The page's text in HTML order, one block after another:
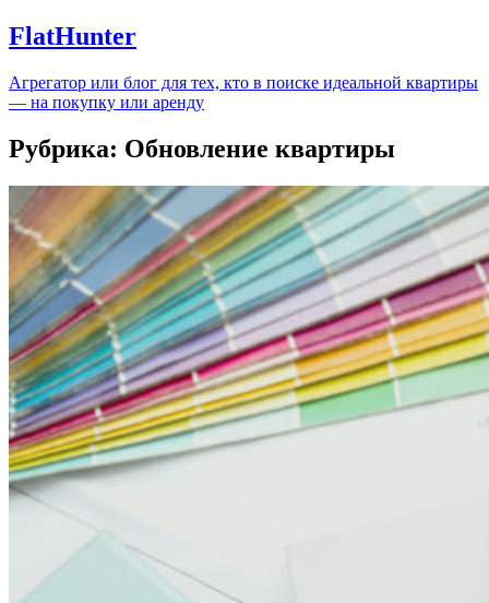
FlatHunter
Агрегатор или блог для тех, кто в поиске идеальной квартиры
— на покупку или аренду
Рубрика: Обновление квартиры